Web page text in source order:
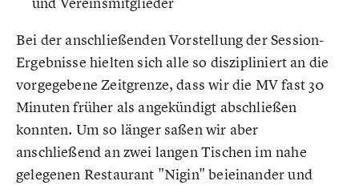
Bei der anschließenden Vorstellung der Session-
Ergebnisse hielten sich alle so diszipliniert an die
vorgegebene Zeitgrenze, dass wir die MV fast 30
Minuten früher als angekündigt abschließen
konnten. Um so länger saßen wir aber
anschließend an zwei langen Tischen im nahe
gelegenen Restaurant "Nigin" beieinander und